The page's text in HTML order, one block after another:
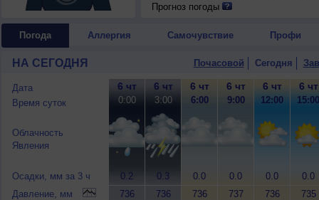
Прогноз погоды
Погода Аллергия Самочувствие Профи
НА СЕГОДНЯ Почасовой Сегодня
Дата
Время суток
Облачность
Явления
Осадки, мм за 3 ч
Давление, мм
6 чт
0:00
0.2
736
6 чт
3:00
0.3
736
6 чт
6:00
0.0
736
6 чт
9:00
0.0
737
6 чт
12:00
0.0
736
6 чт
15:00
0.0
735